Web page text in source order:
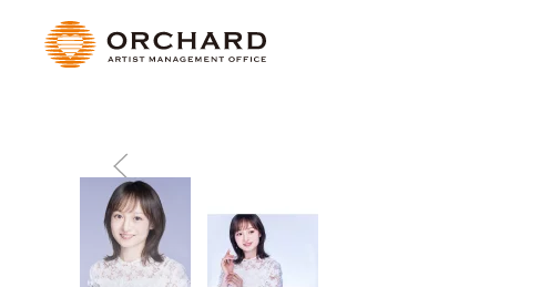
Skip to main content